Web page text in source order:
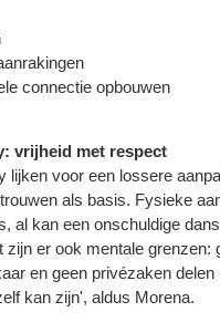
connectie opbouwen
vrijheid met respect
lijken voor een lossere
als basis. Fysieke
al kan een onschuldige
zijn er ook mentale grenzen:
en geen privézaken
kan zijn', aldus Morena.